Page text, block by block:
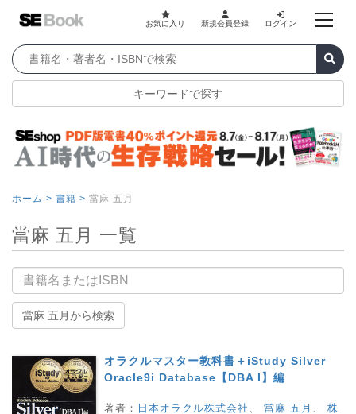
お気に入り 新規会員登録 ログイン
キーワードで探す
ホーム > 書籍 > 當麻 五月
當麻 五月 一覧
書籍名
當麻 五月から検索
オラクルマスター教科書＋iStudy Silver
Oracle9i Database【DBA I】編
著者： 日本オラクル株式会社 當麻 五月
株